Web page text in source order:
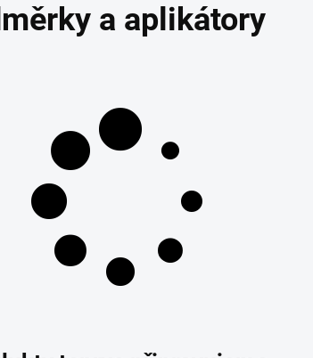
a aplikátory